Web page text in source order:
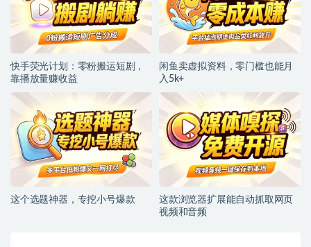
快手荧光计划：零粉搬运短剧，
靠播放量赚收益
闲鱼卖虚拟资料，零门槛也能月
入5k+
这个选题神器，专挖小号爆款
这款浏览器扩展能自动抓取网页
视频和音频